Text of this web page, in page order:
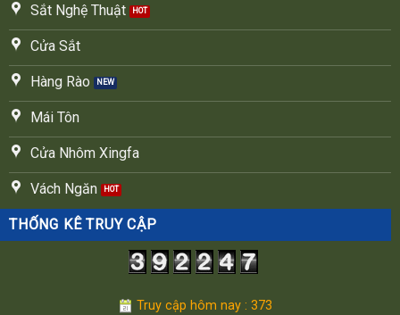
Sắt Nghệ Thuật
Cửa Sắt
Hàng Rào
Mái Tôn
Cửa Nhôm Xingfa
Vách Ngăn
THỐNG KÊ TRUY CẬP
Truy cập hôm nay : 373